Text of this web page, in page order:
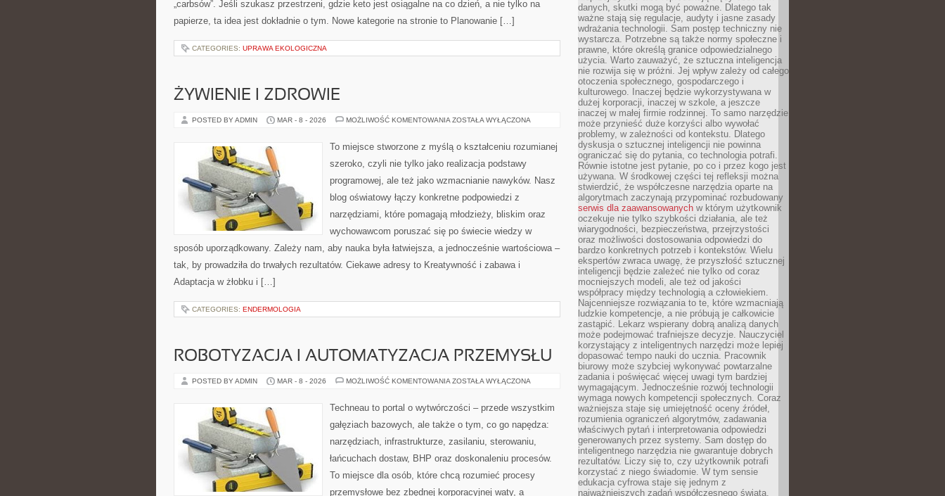
„carbsów”. Jeśli szukasz przestrzeni, gdzie keto jest osiągalne na co dzień, a nie tylko na
papierze, ta idea jest dokładnie o tym. Nowe kategorie na stronie to Planowanie […]
CATEGORIES: UPRAWA EKOLOGICZNA
ŻYWIENIE I ZDROWIE
POSTED BY ADMIN MAR - 8 - 2026 MOŻLIWOŚĆ KOMENTOWANIA ŻYWIENIE
ZOSTAŁA WYŁĄCZONA
To miejsce stworzone z myślą o kształceniu rozumianej
szeroko, czyli nie tylko jako realizacja podstawy
programowej, ale też jako wzmacnianie nawyków. Nasz
blog oświatowy łączy konkretne podpowiedzi z
narzędziami, które pomagają młodzieży, bliskim oraz
wychowawcom poruszać się po świecie wiedzy w
sposób uporządkowany. Zależy nam, aby nauka była łatwiejsza, a jednocześnie wartościowa –
tak, by prowadziła do trwałych rezultatów. Ciekawe adresy to Kreatywność i zabawa i
Adaptacja w żłobku i […]
CATEGORIES: ENDERMOLOGIA
ROBOTYZACJA I AUTOMATYZACJA PRZEMYSŁU
POSTED BY ADMIN MAR - 8 - 2026 MOŻLIWOŚĆ KOMENTOWANIA ROBOTYZACJA
PRZEMYSŁU
ZOSTAŁA WYŁĄCZONA
Techneau to portal o wytwórczości – przede wszystkim
gałęziach bazowych, ale także o tym, co go napędza:
narzędziach, infrastrukturze, zasilaniu, sterowaniu,
łańcuchach dostaw, BHP oraz doskonaleniu procesów.
To miejsce dla osób, które chcą rozumieć procesy
przemysłowe bez zbędnej korporacyjnej waty, a
danych, skutki mogą być poważne. Dlatego tak
ważne stają się regulacje, audyty i jasne zasady
wdrażania technologii. Sam postęp techniczny nie
wystarcza. Potrzebne są także normy społeczne i
prawne, które określą granice odpowiedzialnego
użycia. Warto zauważyć, że sztuczna inteligencja
nie rozwija się w próżni. Jej wpływ zależy od całego
otoczenia społecznego, gospodarczego i
kulturowego. Inaczej będzie wykorzystywana w
dużej korporacji, inaczej w szkole, a jeszcze
inaczej w małej firmie rodzinnej. To samo narzędzie
może przynieść duże korzyści albo wywołać
problemy, w zależności od kontekstu. Dlatego
dyskusja o sztucznej inteligencji nie powinna
ograniczać się do pytania, co technologia potrafi.
Równie istotne jest pytanie, po co i przez kogo jest
używana. W środkowej części tej refleksji można
stwierdzić, że współczesne narzędzia oparte na
algorytmach zaczynają przypominać rozbudowany
serwis dla zaawansowanych w którym użytkownik
oczekuje nie tylko szybkości działania, ale też
wiarygodności, bezpieczeństwa, przejrzystości
oraz możliwości dostosowania odpowiedzi do
bardzo konkretnych potrzeb i kontekstów. Wielu
ekspertów zwraca uwagę, że przyszłość sztucznej
inteligencji będzie zależeć nie tylko od coraz
mocniejszych modeli, ale też od jakości
współpracy między technologią a człowiekiem.
Najcenniejsze rozwiązania to te, które wzmacniają
ludzkie kompetencje, a nie próbują je całkowicie
zastąpić. Lekarz wspierany dobrą analizą danych
może podejmować trafniejsze decyzje. Nauczyciel
korzystający z inteligentnych narzędzi może lepiej
dopasować tempo nauki do ucznia. Pracownik
biurowy może szybciej wykonywać powtarzalne
zadania i poświęcać więcej uwagi tym bardziej
wymagającym. Jednocześnie rozwój technologii
wymaga nowych kompetencji społecznych. Coraz
ważniejsza staje się umiejętność oceny źródeł,
rozumienia ograniczeń algorytmów, zadawania
właściwych pytań i interpretowania odpowiedzi
generowanych przez systemy. Sam dostęp do
inteligentnego narzędzia nie gwarantuje dobrych
rezultatów. Liczy się to, czy użytkownik potrafi
korzystać z niego świadomie. W tym sensie
edukacja cyfrowa staje się jednym z
najważniejszych zadań współczesnego świata.